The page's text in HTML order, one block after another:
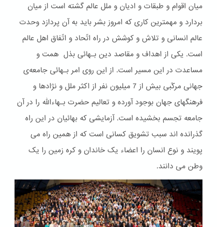
میان اقوام و طبقات و ادیان و ملل عالم گشته است از میان
بردارد و مهمترین کاری که امروز بشر باید به آن پردازد وحدت
عالم انسانی و تلاش و کوشش در راه اتّحاد و اتّفاق اهل عالم
است. یکی از اهداف و مقاصد دین بـهائی بذل همت و
مساعدت در این مسیر است. از این روی امر بـهائی جامعه‌ی
جهانی مرکّبی بیش از 7 میلیون نفر از اکثر ملل و نژادها و
فرهنگهای جهان بوجود آورده و تعالیم حضرت بـهاءالله را در آن
جامعه تجسم بخشیده است. آزمایشی که بهائیان در این راه
گذرانده اند سبب تشویق کسانی است که از همین راه می
پویند و نوع انسان را اعضاء یک خاندان و کره زمین را یک
وطن می دانند.